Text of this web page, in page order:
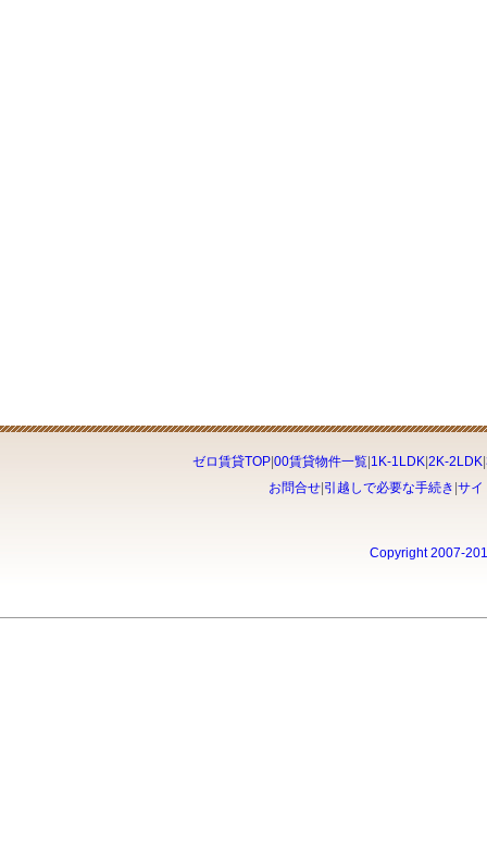
ゼロ賃貸TOP| 00賃貸物件一覧| 1K-1LDK| 2K-2LDK|
お問合せ 引越しで必要な手続き サイ
Copyright 2007-